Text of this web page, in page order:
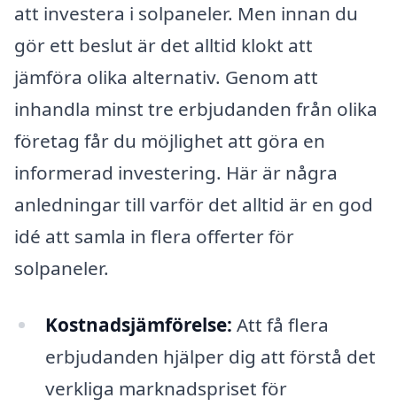
att investera i solpaneler. Men innan du
gör ett beslut är det alltid klokt att
jämföra olika alternativ. Genom att
inhandla minst tre erbjudanden från olika
företag får du möjlighet att göra en
informerad investering. Här är några
anledningar till varför det alltid är en god
idé att samla in flera offerter för
solpaneler.
Kostnadsjämförelse: Att få flera
erbjudanden hjälper dig att förstå det
verkliga marknadspriset för